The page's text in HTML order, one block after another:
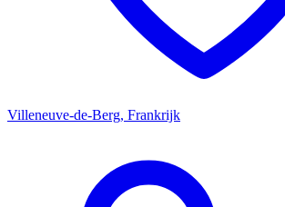
Villeneuve-de-Berg, Frankrijk